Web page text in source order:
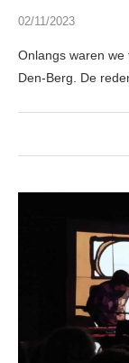
02/11/2023
Onlangs waren we
Den-Berg. De